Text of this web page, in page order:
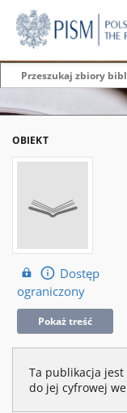
OBIEKT
Dostęp
ograniczony
Pokaż treść
Ta publikacja
do jej cyfrowej